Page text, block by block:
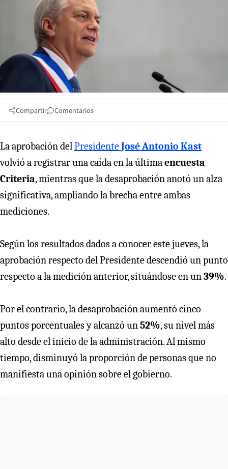
Compartir Comentarios
La aprobación delPresidenteJosé Antonio Kast
volvió a registrar una caída en la últimaencuesta
Criteria, mientras que la desaprobación anotó un alza
significativa, ampliando la brecha entre ambas
mediciones.
Según los resultados dados a conocer este jueves, la
aprobación respecto del Presidente descendió un punto
respecto a la medición anterior, situándose en un39%.
Por el contrario, la desaprobación aumentó cinco
puntos porcentuales y alcanzó un52%, su nivel más
alto desde el inicio de la administración. Al mismo
tiempo, disminuyó la proporción de personas que no
manifiesta una opinión sobre el gobierno.